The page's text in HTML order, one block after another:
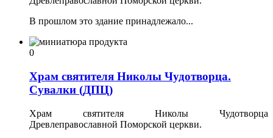
В прошлом это здание принадлежало...
0
Храм святителя Николы Чудотворца.
Сувалки (ДПЦ)
Храм святителя Николы Чудотворца
Древлеправославной Поморской церкви.